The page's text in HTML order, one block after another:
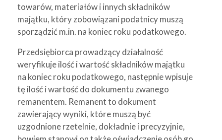
towarów, materiałów i innych składników
majątku, który zobowiązani podatnicy muszą
sporządzić m.in. na koniec roku podatkowego.
Przedsiębiorca prowadzący działalność
weryfikuje ilość i wartość składników majątku
na koniec roku podatkowego, następnie wpisuje
tę ilość i wartość do dokumentu zwanego
remanentem. Remanent to dokument
zawierający wyniki, które muszą być
uzgodnione rzetelnie, dokładnie i precyzyjnie,